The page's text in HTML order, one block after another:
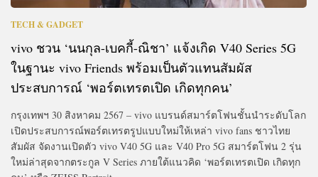
TECH & GADGET
vivo ชวน ‘นนกุล-เบคกี้-ณิชา’ แจ้งเกิด V40 Series 5G
ในฐานะ vivo Friends พร้อมเป็นตัวแทนสัมผัส
ประสบการณ์ ‘พอร์ตเทรตเปิด เกิดทุกคน’
กรุงเทพฯ 30 สิงหาคม 2567 – vivo แบรนด์สมาร์ตโฟนชั้นนำระดับโลก
เปิดประสบการณ์พอร์ตเทรตรูปแบบใหม่ให้เหล่า vivo fans ชาวไทย
สัมผัส จัดงานเปิดตัว vivo V40 5G และ V40 Pro 5G สมาร์ตโฟน 2 รุ่น
ใหม่ล่าสุดจากตระกูล V Series ภายใต้แนวคิด ‘พอร์ตเทรตเปิด เกิดทุก